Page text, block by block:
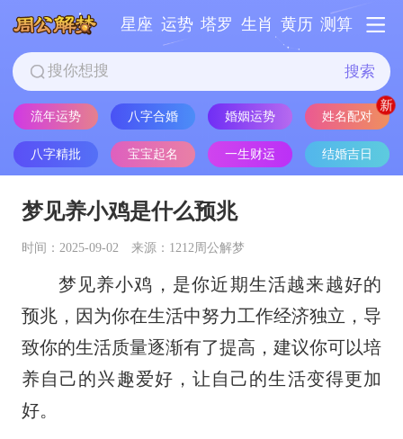
星座 运势 塔罗 生肖 黄历 测算
搜索
流年运势 八字合婚 婚姻运势 姓名配对
八字精批 宝宝起名 一生财运 结婚吉日
梦见养小鸡是什么预兆
时间：2025-09-02 来源：1212周公解梦
梦见养小鸡，是你近期生活越来越好的
预兆，因为你在生活中努力工作经济独立，导
致你的生活质量逐渐有了提高，建议你可以培
养自己的兴趣爱好，让自己的生活变得更加
好。